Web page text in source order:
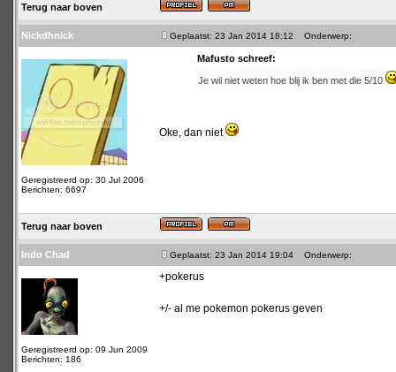
Terug naar boven
Nickdhnick Geplaatst: 23 Jan 2014 18:12 Onderwerp:
Geregistreerd op: 30 Jul 2006
Berichten: 6697
Mafusto schreef:
Je wil niet weten hoe blij ik ben met die 5/10
Oke, dan niet
Terug naar boven
Indo Chad Geplaatst: 23 Jan 2014 19:04 Onderwerp:
Geregistreerd op: 09 Jun 2009
Berichten: 186
+pokerus
+/- al me pokemon pokerus geven